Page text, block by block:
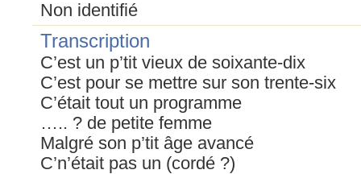
Non identifié
Transcription
C’est un p’tit vieux de soixante-dix
C’est pour se mettre sur son trente-six
C’était tout un programme
….. ? de petite femme
Malgré son p’tit âge avancé
C’n’était pas un (cordé ?)